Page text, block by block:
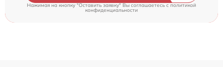
Нажимая на кнопку "Оставить заявку" Вы соглашаетесь c политикой
конфиденциальности